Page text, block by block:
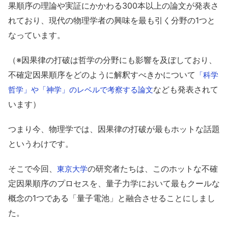
果順序の理論や実証にかかわる300本以上の論文が発表さ
れており、現代の物理学者の興味を最も引く分野の1つと
なっています。
（※因果律の打破は哲学の分野にも影響を及ぼしており、
不確定因果順序をどのように解釈すべきかについて 「科学
哲学」や「神学」のレベルで考察する論文なども発表されて
います）
つまり今、物理学では、因果律の打破が最もホットな話題
というわけです。
そこで今回、 東京大学の研究者たちは、このホットな不確
定因果順序のプロセスを、量子力学において最もクールな
概念の1つである「量子電池」と融合させることにしまし
た。